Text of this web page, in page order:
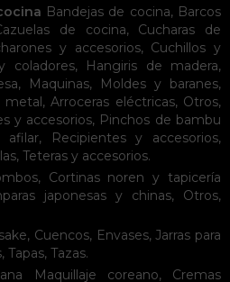
Bandejas de cocina, Barcos
de cocina, Cucharas de
y accesorios, Cuchillos y
coladores, Hangiris de madera,
, Maquinas, Moldes y baranes,
metal,Arroceras eléctricas, Otros,
y accesorios, Pinchos de bambu
afilar, Recipientes y accesorios,
, Teteras y accesorios.
, Cortinas noren y tapicería
japonesas y chinas, Otros,
, Cuencos, Envases,Jarras para
, Tapas, Tazas.
Maquillaje coreano, Cremas